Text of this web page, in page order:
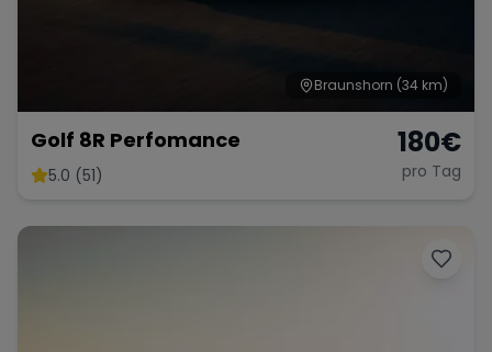
Braunshorn (34 km)
Golf 8R Perfomance
5.0 (51)
180€
pro Tag